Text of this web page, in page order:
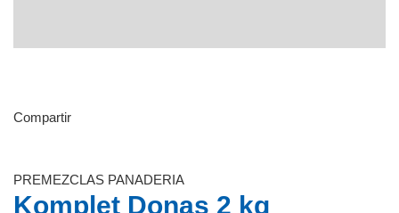
Compartir
PREMEZCLAS PANADERIA
Komplet Donas 2 kg